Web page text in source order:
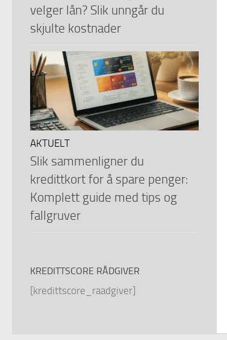
velger lån? Slik unngår du
skjulte kostnader
AKTUELT
Slik sammenligner du
kredittkort for å spare penger:
Komplett guide med tips og
fallgruver
KREDITTSCORE RÅDGIVER
[kredittscore_raadgiver]